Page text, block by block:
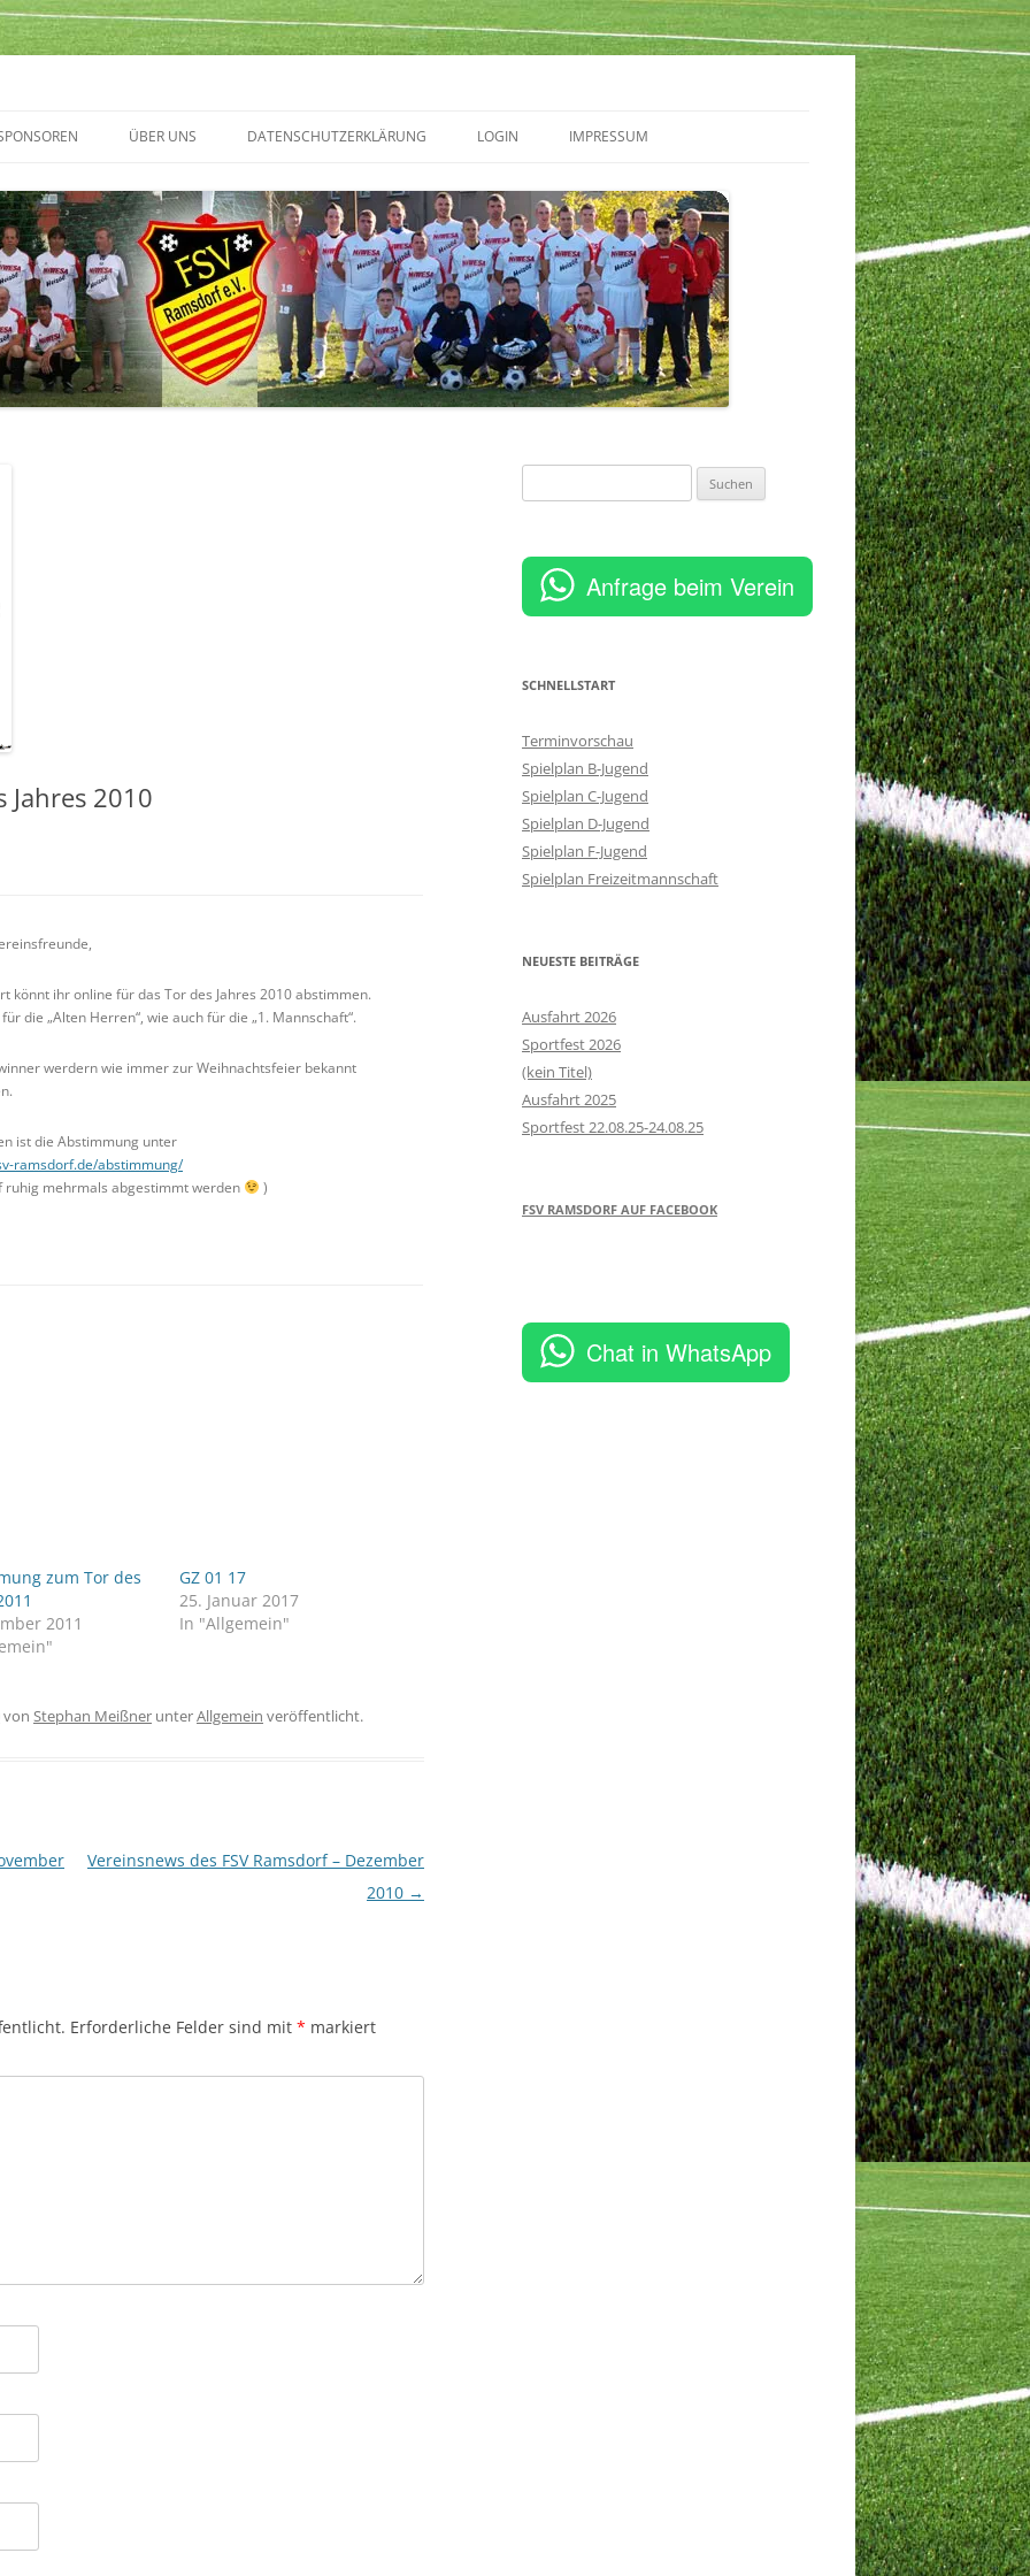
ÜBER UNS DATENSCHUTZERKLÄRUNG LOGIN IMPRESSUM
2010
könnt ihr online für das Tor des Jahres 2010 abstimmen.
die „Alten Herren“, wie auch für die „1. Mannschaft“.
werdern wie immer zur Weihnachtsfeier bekannt
ist die Abstimmung unter
ramsdorf.de/abstimmung/
ruhig mehrmals abgestimmt werden
)
zum Tor des
2011
GZ 01 17
25. Januar 2017
In "Allgemein"
von Stephan Meißner unterAllgemein veröffentlicht.
Vereinsnews des FSV Ramsdorf – Dezember
2010 →
Erforderliche Felder sind mit * markiert
nach:
Anfrage beim Verein
SCHNELLSTART
Terminvorschau
Spielplan B-Jugend
Spielplan C-Jugend
Spielplan D-Jugend
Spielplan F-Jugend
Spielplan Freizeitmannschaft
NEUESTE BEITRÄGE
Ausfahrt 2026
Sportfest 2026
(kein Titel)
Ausfahrt 2025
Sportfest 22.08.25-24.08.25
FSV RAMSDORF AUF FACEBOOK
Chat in WhatsApp